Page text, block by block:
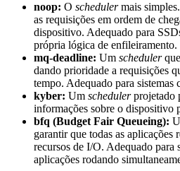
noop: O schedulermais
as requisições em ordem de
dispositivo. Adequado para
própria lógica de enfileiramento.
mq-deadline: Um scheduler
dando prioridade a requisições
tempo. Adequado para sistemas
kyber: Um schedulerprojetado
informações sobre o dispositivo
bfq (Budget Fair Queueing):
garantir que todas as aplicações
recursos de I/O. Adequado para
aplicações rodando